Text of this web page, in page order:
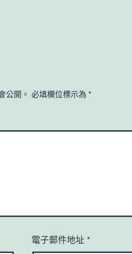
公開。 必填欄位標示為 *
電子郵件地址 *